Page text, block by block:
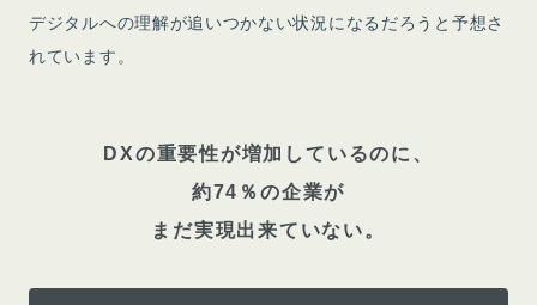
デジタルへの理解が追いつかない状況になるだろうと予想さ
れています。
DXの重要性が増加しているのに、
約74％の企業が
まだ実現出来ていない。